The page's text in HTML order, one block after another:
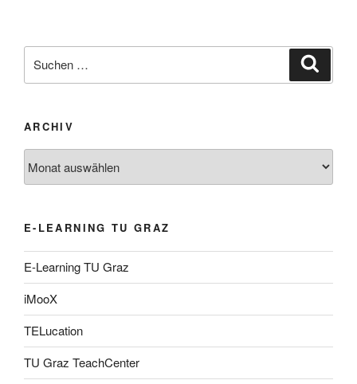
nach:
ARCHIV
E-LEARNING TU GRAZ
E-Learning TU Graz
iMooX
TELucation
TU Graz TeachCenter